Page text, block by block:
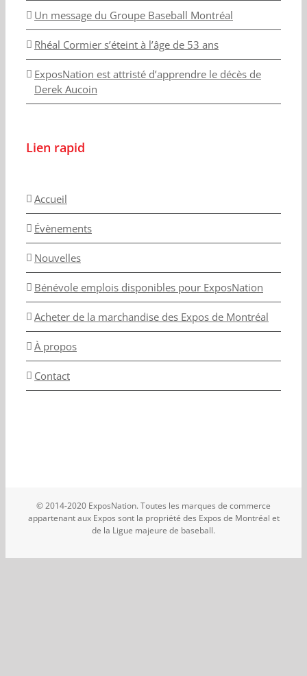
Un message du Groupe Baseball Montréal
Rhéal Cormier s’éteint à l’âge de 53 ans
ExposNation est attristé d’apprendre le décès de
Derek Aucoin
Lien rapid
Accueil
Évènements
Nouvelles
Bénévole emplois disponibles pour ExposNation
Acheter de la marchandise des Expos de Montréal
À propos
Contact
© 2014-2020 ExposNation. Toutes les marques de commerce
appartenant aux Expos sont la propriété des Expos de Montréal et
de la Ligue majeure de baseball.